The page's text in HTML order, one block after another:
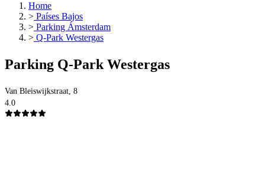
Home
> Países Bajos
> Parking Ámsterdam
> Q-Park Westergas
Parking Q-Park Westergas
Van Bleiswijkstraat, 8
4.0